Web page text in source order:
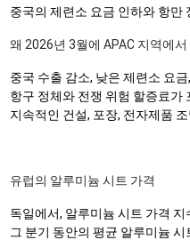
중국의 제련소 요금 인하와 항만
왜 2026년 3월에 APAC 지역에
중국 수출 감소, 낮은 제련소 요
항구 정체와 전쟁 위험 할증료가
지속적인 건설, 포장, 전자제품
유럽의 알루미늄 시트 가격
독일에서, 알루미늄 시트 가격
그 분기 동안의 평균 알루미늄